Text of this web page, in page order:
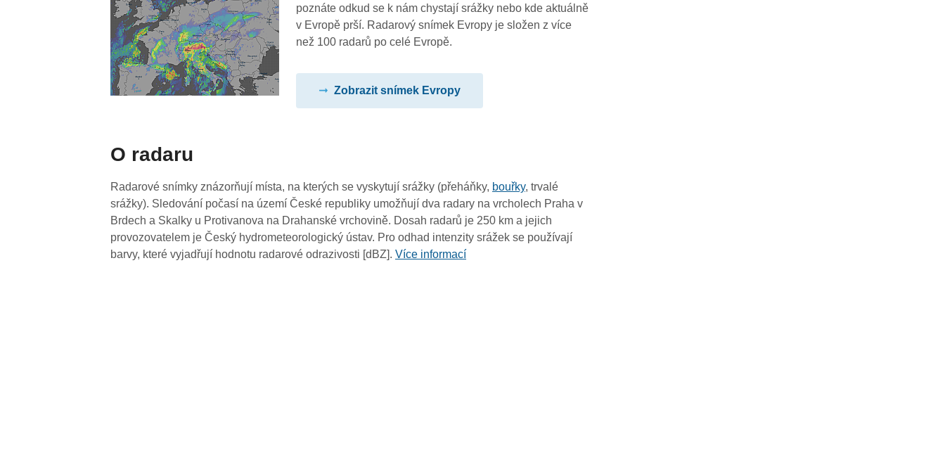
20:45
20:35
18:55
18:45
18:35
18:25
poznáte odkud se k nám chystají srážky nebo kde aktuálně
v Evropě prší. Radarový snímek Evropy je složen z více
než 100 radarů po celé Evropě.
Zobrazit snímek Evropy
O radaru
Radarové snímky znázorňují místa, na kterých se vyskytují srážky (přeháňky, bouřky, trvalé
srážky). Sledování počasí na území České republiky umožňují dva radary na vrcholech Praha v
Brdech a Skalky u Protivanova na Drahanské vrchovině. Dosah radarů je 250 km a jejich
provozovatelem je Český hydrometeorologický ústav. Pro odhad intenzity srážek se používají
barvy, které vyjadřují hodnotu radarové odrazivosti [dBZ].Více informací